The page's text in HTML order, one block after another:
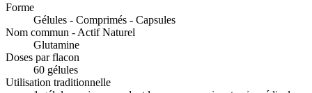
Forme
Gélules - Comprimés - Capsules
Nom commun - Actif Naturel
Glutamine
Doses par flacon
60 gélules
Utilisation traditionnelle